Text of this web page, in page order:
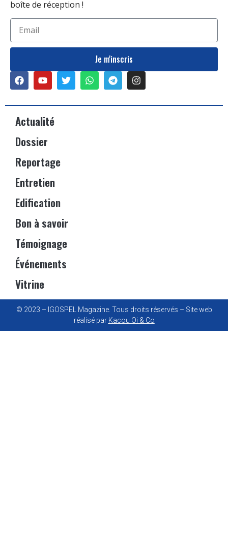
boîte de réception !
Je m'inscris
Actualité
Dossier
Reportage
Entretien
Edification
Bon à savoir
Témoignage
Événements
Vitrine
© 2023 – IGOSPEL Magazine. Tous droits réservés – Site web
réalisé par Kacou Oi & Co